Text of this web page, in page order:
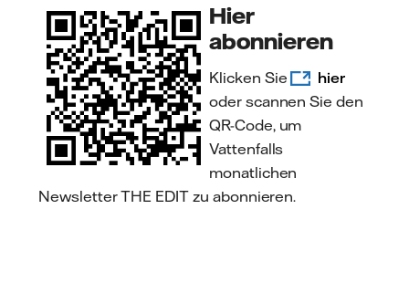
Hier
abonnieren
Klicken Sie
hier
oder scannen Sie den
QR-Code, um
Vattenfalls
monatlichen
Newsletter THE EDIT zu abonnieren.